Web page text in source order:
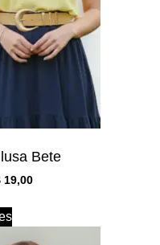
Bete
19,00